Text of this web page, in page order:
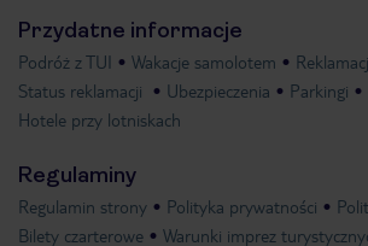
Przydatne informacje
Podróż z TUI Wakacje samolotem
Status reklamacji
Ubezpieczenia
Parkingi
Hotele przy lotniskach
Regulaminy
Regulamin strony Polityka prywatności
Bilety czarterowe
Warunki imprez